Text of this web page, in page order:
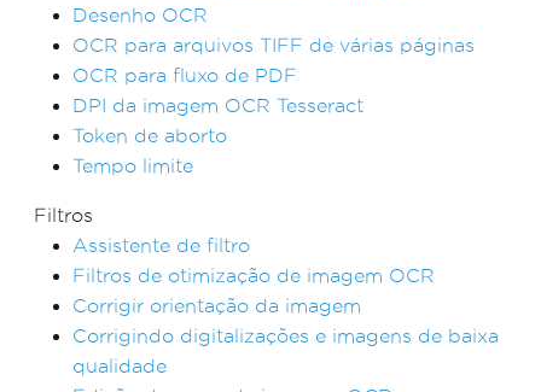
Desenho OCR
OCR para arquivos TIFF de várias páginas
OCR para fluxo de PDF
DPI da imagem OCR Tesseract
Token de aborto
Tempo limite
Filtros
Assistente de filtro
Filtros de otimização de imagem OCR
Corrigir orientação da imagem
Corrigindo digitalizações e imagens de baixa
qualidade